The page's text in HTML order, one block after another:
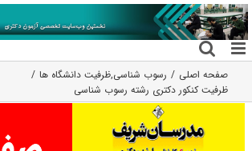
رفتن
به
محتوا
صفحه اصلی رسوب شناسی,ظرفیت دانشگاه ها
ظرفیت کنکور دکتری رشته رسوب شناسی